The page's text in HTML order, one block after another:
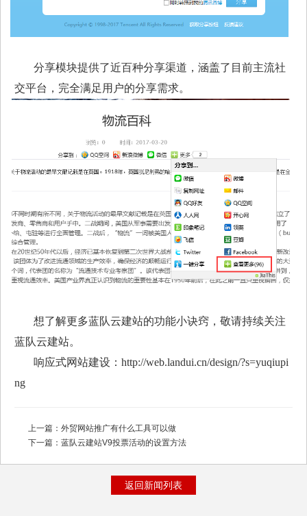
分享模块提供了近百种分享渠道，涵盖了目前主流社
交平台，完全满足用户的分享需求。
想了解更多蓝队云建站的功能小诀窍，敬请持续关注
蓝队云建站。
响应式网站建设：http://web.landui.cn/design/?s=yuqiupi
ng
上一篇： 外贸网站推广有什么工具可以做
下一篇： 蓝队云建站V9投票活动的设置方法
返回新闻列表